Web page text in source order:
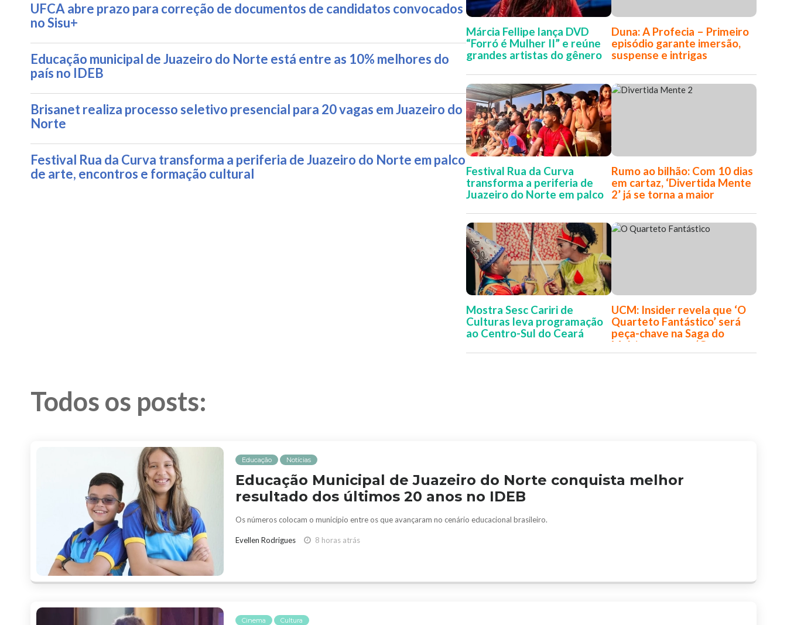
UFCA abre prazo para correção de documentos de candidatos convocados
no Sisu+
Educação municipal de Juazeiro do Norte está entre as 10% melhores do
país no IDEB
Brisanet realiza processo seletivo presencial para 20 vagas em Juazeiro do
Norte
Festival Rua da Curva transforma a periferia de Juazeiro do Norte em palco
de arte, encontros e formação cultural
Márcia Fellipe lança DVD
“Forró é Mulher II” e reúne
grandes artistas do gênero
Festival Rua da Curva
transforma a periferia de
Juazeiro do Norte em palco
formação cultural
Mostra Sesc Cariri de
Culturas leva programação
ao Centro-Sul do Ceará
Duna: A Profecia – Primeiro
episódio garante imersão,
suspense e intrigas
Rumo ao bilhão: Com 10 dias
em cartaz, ‘Divertida Mente
2’ já se torna a maior
UCM: Insider revela que ‘O
Quarteto Fantástico’ será
peça-chave na Saga do
Multiverso e em ‘Guerras
Secretas’
Todos os posts:
Educação Notícias
Educação Municipal de Juazeiro do Norte conquista melhor
resultado dos últimos 20 anos no IDEB
Os números colocam o município entre os que avançaram no cenário educacional brasileiro.
Evellen Rodrigues 8 horas atrás
Cinema Cultura